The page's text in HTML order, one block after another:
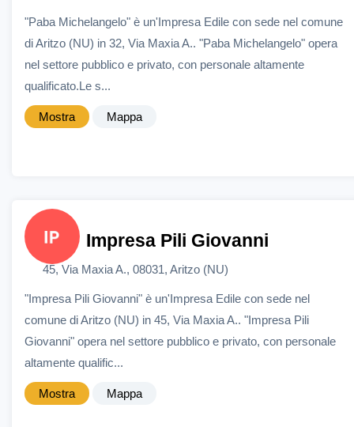
"Paba Michelangelo" è un'Impresa Edile con sede nel comune
di Aritzo (NU) in 32, Via Maxia A.. "Paba Michelangelo" opera
nel settore pubblico e privato, con personale altamente
qualificato.Le s...
Mostra Mappa
Impresa Pili Giovanni
45, Via Maxia A., 08031, Aritzo (NU)
"Impresa Pili Giovanni" è un'Impresa Edile con sede nel
comune di Aritzo (NU) in 45, Via Maxia A.. "Impresa Pili
Giovanni" opera nel settore pubblico e privato, con personale
altamente qualific...
Mostra Mappa